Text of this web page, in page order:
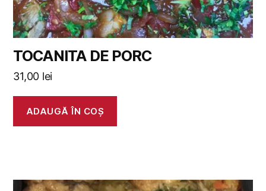
TOCANITA DE PORC
31,00 lei
ADAUGĂ ÎN COȘ